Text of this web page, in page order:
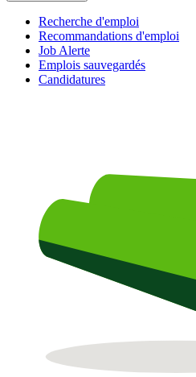
Recherche d'emploi
Recommandations d'emploi
Job Alerte
Emplois sauvegardés
Candidatures